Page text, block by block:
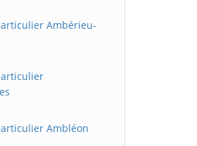
Ambérieu-
Ambléon